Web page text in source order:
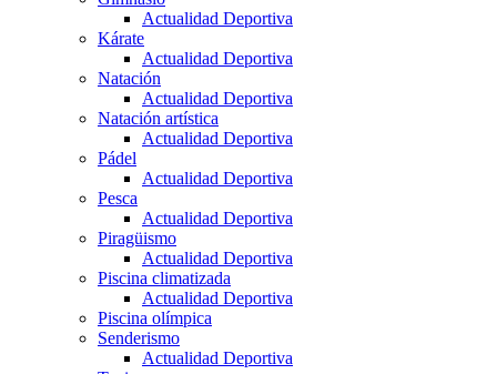
Actualidad Deportiva
Kárate
Actualidad Deportiva
Natación
Actualidad Deportiva
Natación artística
Actualidad Deportiva
Pádel
Actualidad Deportiva
Pesca
Actualidad Deportiva
Piragüismo
Actualidad Deportiva
Piscina climatizada
Actualidad Deportiva
Piscina olímpica
Senderismo
Actualidad Deportiva